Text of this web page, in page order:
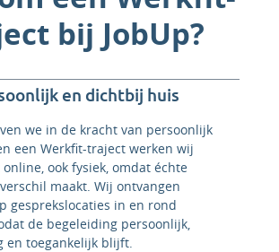
bij JobUp?
en dichtbij huis
we in de kracht van persoonlijk
een Werkfit-traject werken wij
ook fysiek, omdat échte
maakt. Wij ontvangen
gesprekslocaties in en rond
de begeleiding persoonlijk,
en toegankelijk blijft.